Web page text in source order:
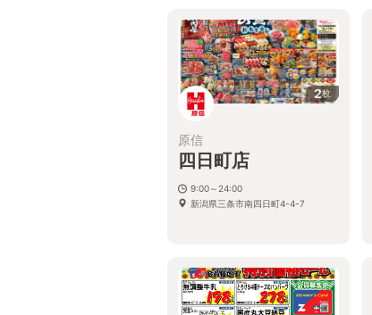
2枚
原信
四日町店
9:00～24:00
新潟県三条市南四日町4-4-7